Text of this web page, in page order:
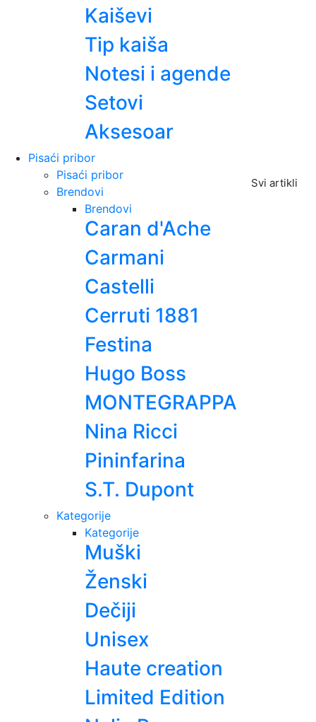
Kaiševi
Tip kaiša
Notesi i agende
Setovi
Aksesoar
Pisaći pribor
Svi artikli
Pisaći pribor
Brendovi
Brendovi
Caran d'Ache
Carmani
Castelli
Cerruti 1881
Festina
Hugo Boss
MONTEGRAPPA
Nina Ricci
Pininfarina
S.T. Dupont
Kategorije
Kategorije
Muški
Ženski
Dečiji
Unisex
Haute creation
Limited Edition